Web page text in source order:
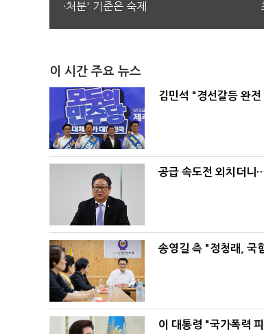
·처분' 기준은 숙제
이 시간 주요 뉴스
김민석 "경선갈등 완
공급 속도전 외치더니
송영길 측 "정청래, 국
이 대통령 "국가폭력